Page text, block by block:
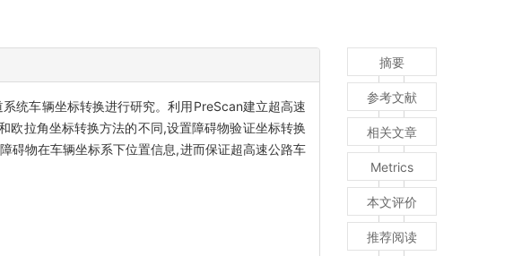
统车辆坐标转换进行研究。利用PreScan建立超高速
欧拉角坐标转换方法的不同,设置障碍物验证坐标转换
碍物在车辆坐标系下位置信息,进而保证超高速公路车
摘要
参考文献
相关文章
Metrics
本文评价
推荐阅读